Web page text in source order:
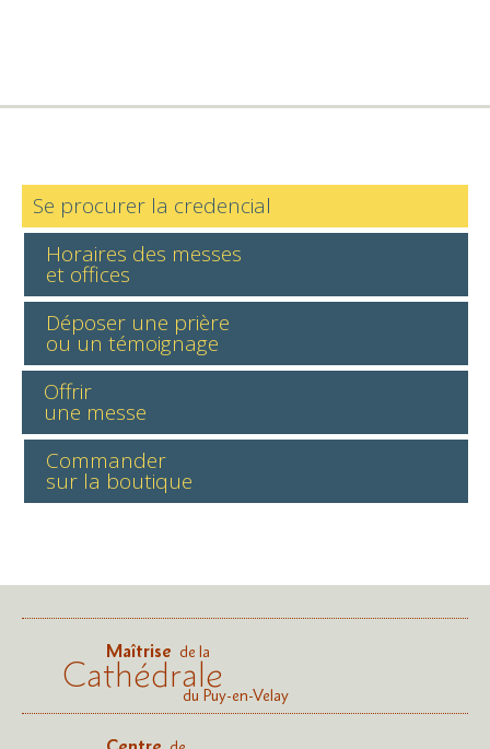
Se procurer la credencial
Horaires des messes
et offices
Déposer une prière
ou un témoignage
Offrir
une messe
Commander
sur la boutique
Maîtrise de la
Cathédraledu Puy-en-Velay